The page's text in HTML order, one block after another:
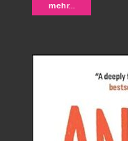
Charity
mehr...